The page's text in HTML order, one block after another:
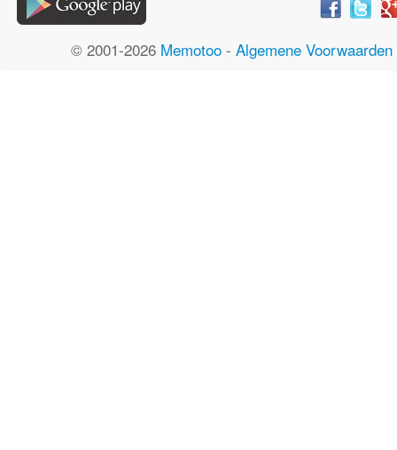
© 2001-2026 Memotoo - Algemene Voorwaarden